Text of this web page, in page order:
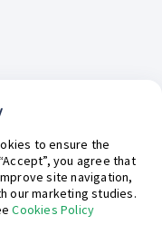
ayudarte hoy?
to ensure the
you agree that
site navigation,
our marketing studies.
Cookies Policy